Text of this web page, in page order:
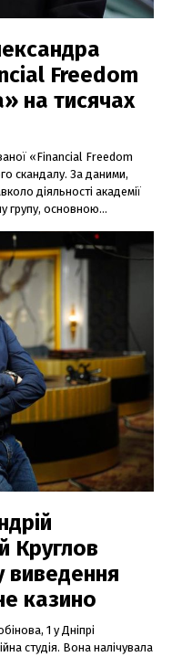
Freedom
на тисячах
«Financial Freedom
скандалу. За даними,
діяльності академії
групу, основною...
Круглов
виведення
казино
1 у Дніпрі
студія. Вона налічувала